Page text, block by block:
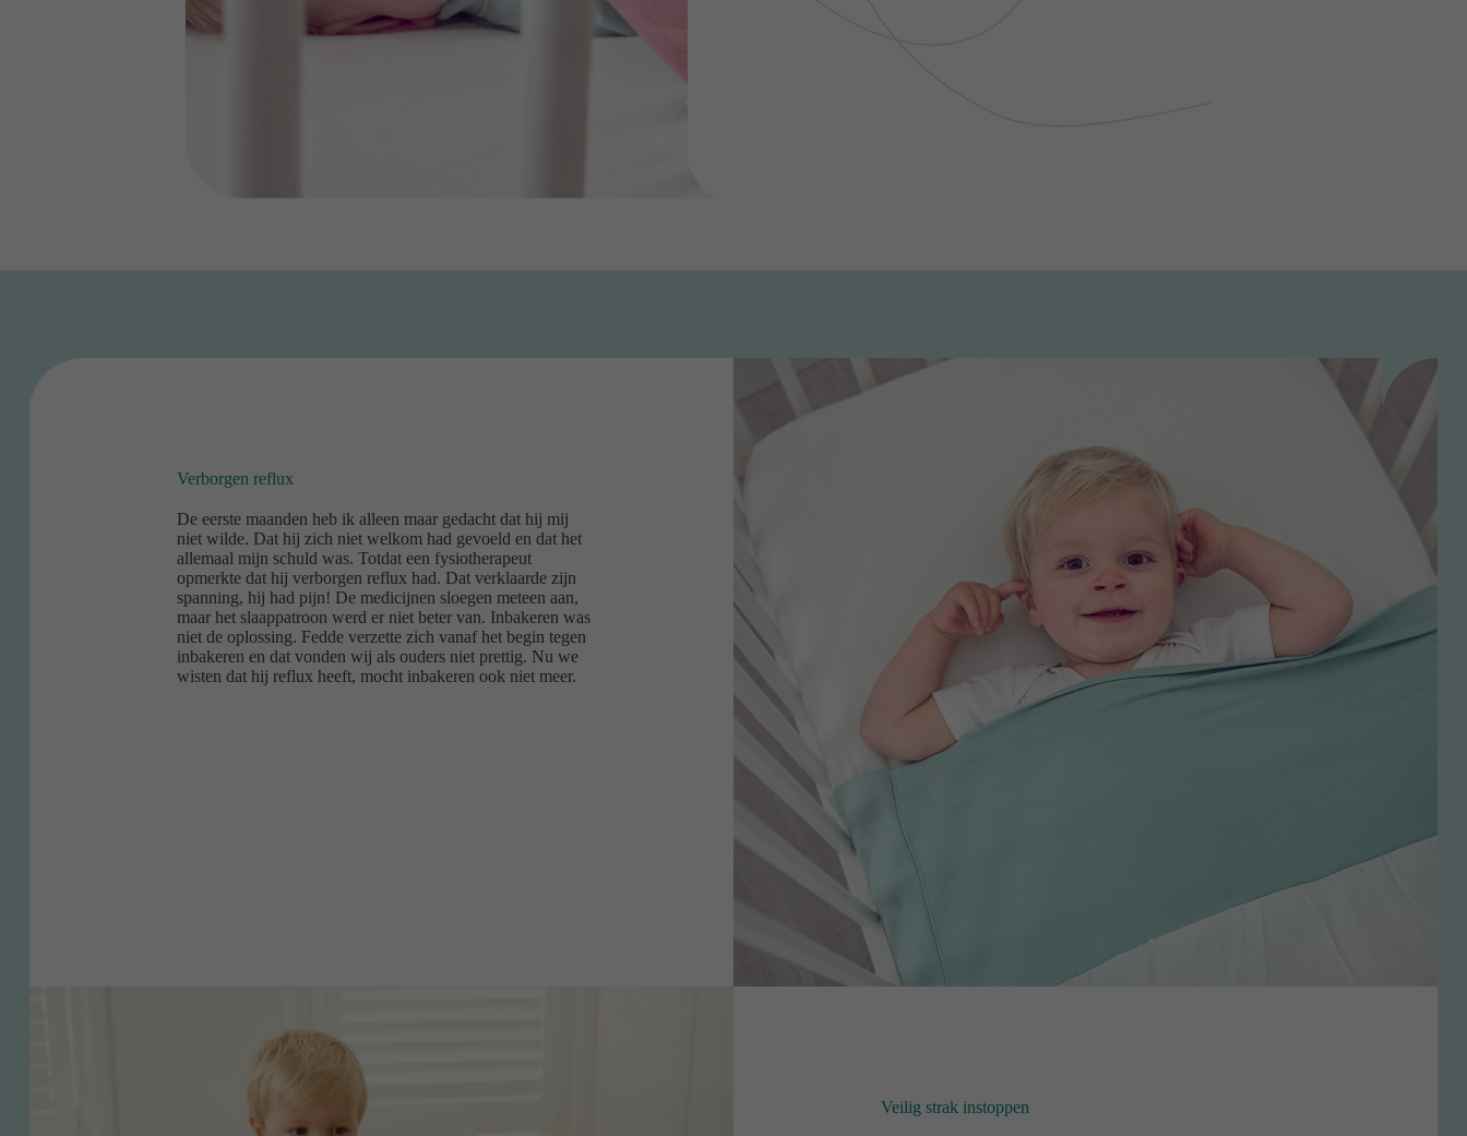
Verborgen reflux
De eerste maanden heb ik alleen maar gedacht dat hij mij
niet wilde. Dat hij zich niet welkom had gevoeld en dat het
allemaal mijn schuld was. Totdat een fysiotherapeut
opmerkte dat hij verborgen reflux had. Dat verklaarde zijn
spanning, hij had pijn! De medicijnen sloegen meteen aan,
maar het slaappatroon werd er niet beter van. Inbakeren was
niet de oplossing. Fedde verzette zich vanaf het begin tegen
inbakeren en dat vonden wij als ouders niet prettig. Nu we
wisten dat hij reflux heeft, mocht inbakeren ook niet meer.
Veilig strak instoppen